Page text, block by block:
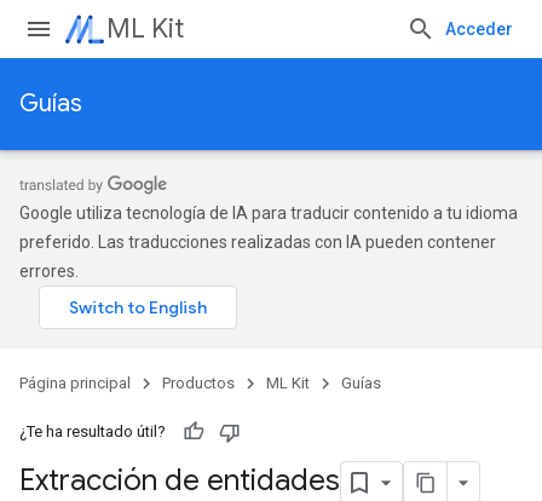
ML Kit Acceder
Guías
Google utiliza tecnología de IA para traducir contenido a tu idioma
preferido. Las traducciones realizadas con IA pueden contener
errores.
Página principal Productos ML Kit Guías
¿Te ha resultado útil?
Extracción de entidades